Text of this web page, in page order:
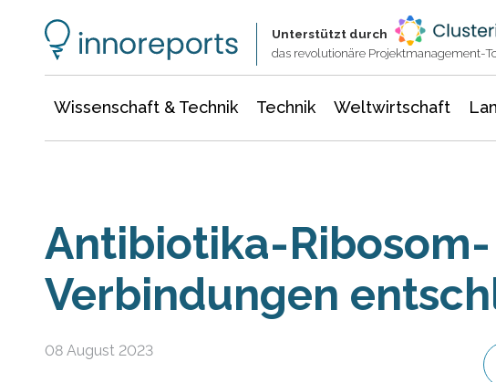
Unterstützt durch
das revolutionäre Projektmanagement-
Wissenschaft & Technik Technik Weltwirtschaft
Antibiotika-Ribosom-
Verbindungen
08 August 2023